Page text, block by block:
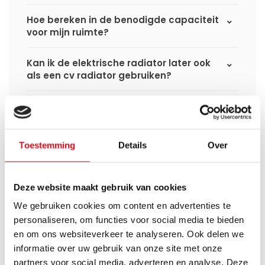
Toestemming Details Over
Deze website maakt gebruik van cookies
We gebruiken cookies om content en advertenties te
personaliseren, om functies voor social media te bieden
en om ons websiteverkeer te analyseren. Ook delen we
informatie over uw gebruik van onze site met onze
partners voor social media, adverteren en analyse. Deze
Hoe bereken in de benodigde capaciteit
voor mijn ruimte?
Kan ik de elektrische radiator later ook
als een cv radiator gebruiken?
Verbruikt een elektrische
handdoekradiator veel stroom?
Heb je een vraag over dit product ?
Simon helpt je graag en kan al je vragen beantwoorden.
Stuur een bericht